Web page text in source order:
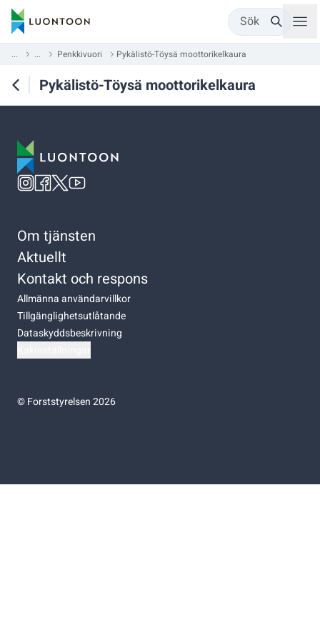
Sök
... ... Penkkivuori Pykälistö-Töysä moottorikelkaura
Pykälistö-Töysä moottorikelkaura
Om tjänsten
Aktuellt
Kontakt och respons
Allmänna användarvillkor
Tillgänglighetsutlåtande
Dataskyddsbeskrivning
©Forststyrelsen 2026